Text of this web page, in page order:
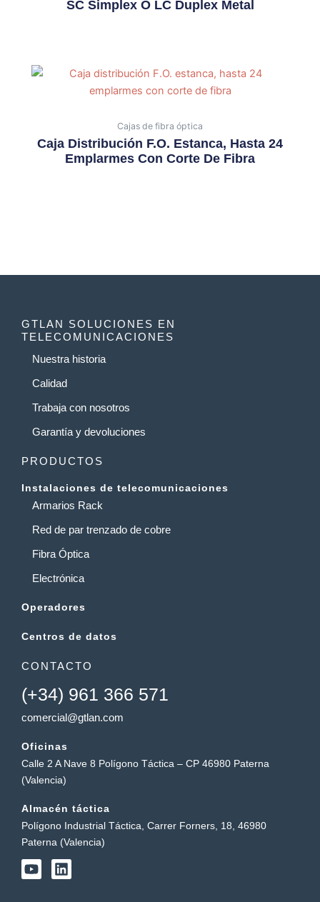
SC Simplex O LC Duplex Metal
Cajas de fibra óptica
Caja Distribución F.O. Estanca, Hasta 24
Emplarmes Con Corte De Fibra
GTLAN SOLUCIONES EN
TELECOMUNICACIONES
Nuestra historia
Calidad
Trabaja con nosotros
Garantía y devoluciones
PRODUCTOS
Instalaciones de telecomunicaciones
Armarios Rack
Red de par trenzado de cobre
Fibra Óptica
Electrónica
Operadores
Centros de datos
CONTACTO
(+34) 961 366 571
comercial@gtlan.com
Oficinas
Calle 2 A Nave 8 Polígono Táctica – CP 46980 Paterna
(Valencia)
Almacén táctica
Polígono Industrial Táctica, Carrer Forners, 18, 46980
Paterna (Valencia)
Y
o
L
i